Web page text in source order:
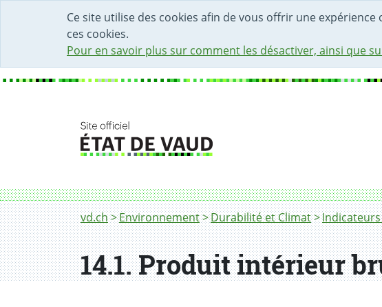
Ce site utilise des cookies afin de vous offrir une
ces cookies.
Pour en savoir plus sur comment les désactiver, ainsi que
DÉBUT DU CONTENU DE LA PAGE
ACCÈS AU CHAMP DE RECHERCHE
PAGE D'ACCUEIL
FORMULAIRE DE CONTACT
Fil d'Ariane
vd.ch Environnement Durabilité et Climat
14.1. Indicateur
14.1. Produit intérieur